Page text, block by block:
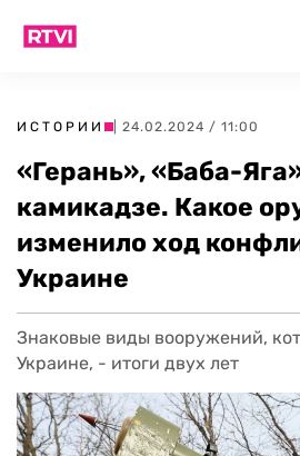
ИСТОРИИ | 24.02.2024 / 11:00
«Герань», «Баба-
камикадзе. Какое
изменило ход
Украине
Знаковые виды вооружений,
Украине, - итоги двух лет